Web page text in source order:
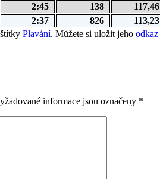
2:45 138 117,46
2:37 826
113,23
Plavání. Můžete si uložit jeho odkaz
informace jsou označeny *